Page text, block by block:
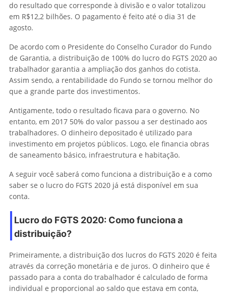
do resultado que corresponde à divisão e o valor totalizou
em R$12,2 bilhões. O pagamento é feito até o dia 31 de
agosto.
De acordo com o Presidente do Conselho Curador do Fundo
de Garantia, a distribuição de 100% do lucro do FGTS 2020 ao
trabalhador garantia a ampliação dos ganhos do cotista.
Assim sendo, a rentabilidade do Fundo se tornou melhor do
que a grande parte dos investimentos.
Antigamente, todo o resultado ficava para o governo. No
entanto, em 2017 50% do valor passou a ser destinado aos
trabalhadores. O dinheiro depositado é utilizado para
investimento em projetos públicos. Logo, ele financia obras
de saneamento básico, infraestrutura e habitação.
A seguir você saberá como funciona a distribuição e a como
saber se o lucro do FGTS 2020 já está disponível em sua
conta.
Lucro do FGTS 2020: Como funciona a
distribuição?
Primeiramente, a distribuição dos lucros do FGTS 2020 é feita
através da correção monetária e de juros. O dinheiro que é
passado para a conta do trabalhador é calculado de forma
individual e proporcional ao saldo que estava em conta,